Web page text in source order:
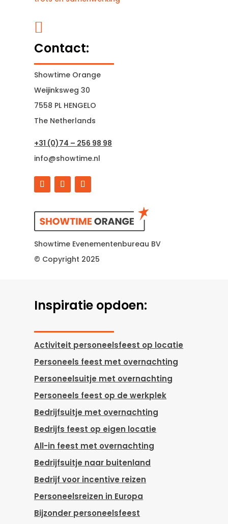

Contact:
Showtime Orange
Weijinksweg 30
7558 PL HENGELO
The Netherlands
+31 (0)74 – 256 98 98
info@showtime.nl
Showtime Evenementenbureau BV
© Copyright 2025
Inspiratie opdoen:
Activiteit personeelsfeest op locatie
Personeels feest met overnachting
Personeelsuitje met overnachting
Personeels feest op de werkplek
Bedrijfsuitje met overnachting
Bedrijfs feest op eigen locatie
All-in feest met overnachting
Bedrijfsuitje naar buitenland
Bedrijf voor incentive reizen
Personeelsreizen in Europa
Bijzonder personeelsfeest